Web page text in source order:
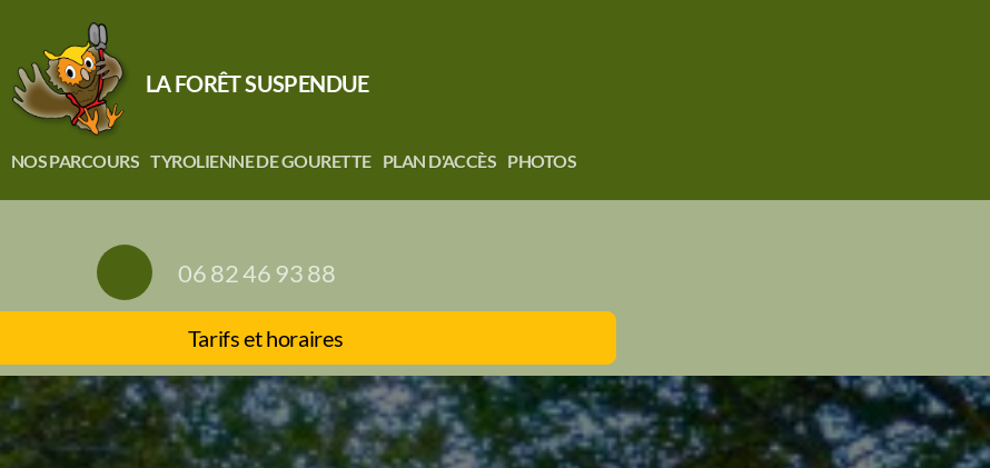
LA FORÊT SUSPENDUE
NOS PARCOURS TYROLIENNE DE GOURETTE PLAN D'ACCÈS PHOTOS
06 82 46 93 88
Tarifs et horaires